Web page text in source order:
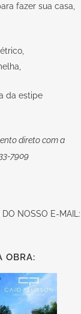
fazer sua casa,
da estipe
direto com a
7909
DO NOSSO E-MAIL:
OBRA: